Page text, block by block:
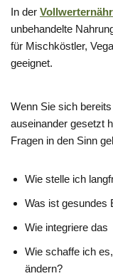
In der
unbehandelte
für Mischköstler,
geeignet.
Wenn Sie sich
auseinander gesetzt
Fragen in den Sinn
Wie stelle ich
Was ist gesundes
Wie integriere das
Wie schaffe ich
ändern?